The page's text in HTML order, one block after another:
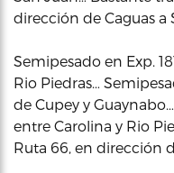
dirección de Caguas a
Semipesado en Exp.
Rio Piedras…
de Cupey y
entre Carolina y Rio
Ruta 66, en dirección